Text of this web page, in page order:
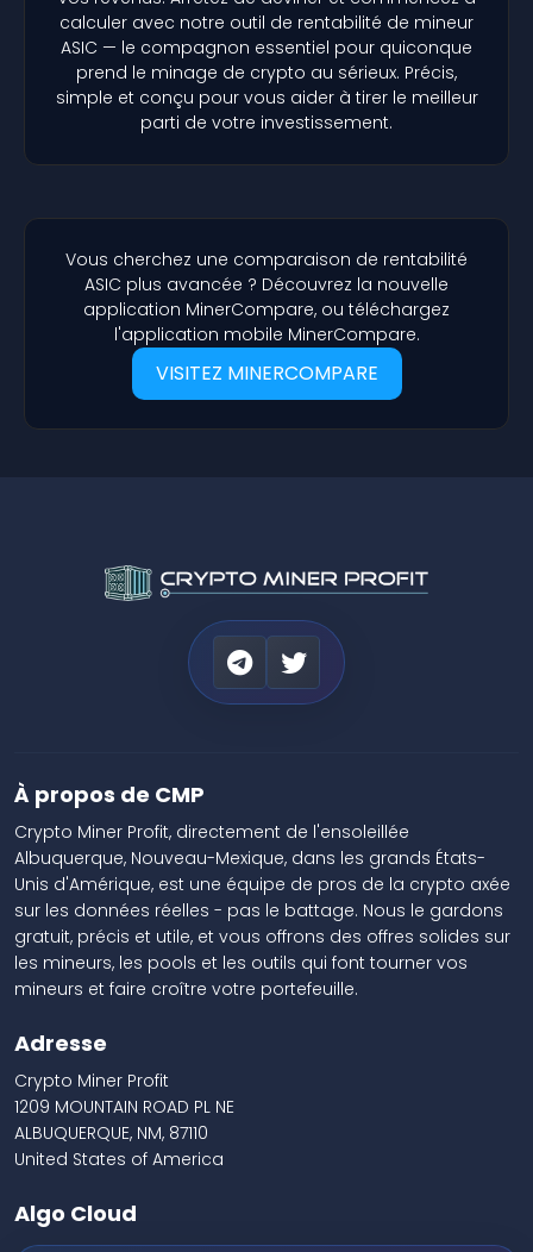
calculer avec notre outil de rentabilité de mineur
ASIC — le compagnon essentiel pour quiconque
prend le minage de crypto au sérieux. Précis,
simple et conçu pour vous aider à tirer le meilleur
parti de votre investissement.
Vous cherchez une comparaison de rentabilité
ASIC plus avancée ? Découvrez la nouvelle
application MinerCompare, ou téléchargez
l'application mobile MinerCompare.
VISITEZ MINERCOMPARE
À propos de CMP
Crypto Miner Profit, directement de l'ensoleillée
Albuquerque, Nouveau-Mexique, dans les grands États-
Unis d'Amérique, est une équipe de pros de la crypto axée
sur les données réelles - pas le battage. Nous le gardons
gratuit, précis et utile, et vous offrons des offres solides sur
les mineurs, les pools et les outils qui font tourner vos
mineurs et faire croître votre portefeuille.
Adresse
Crypto Miner Profit
1209 MOUNTAIN ROAD PL NE
ALBUQUERQUE, NM, 87110
United States of America
Algo Cloud